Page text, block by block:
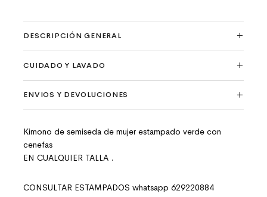
Kimono de semiseda de mujer estampado verde con
cenefas
EN CUALQUIER TALLA .
CONSULTAR ESTAMPADOS whatsapp 629220884
DESCRIPCIÓN GENERAL
CUIDADO Y LAVADO
ENVIOS Y DEVOLUCIONES